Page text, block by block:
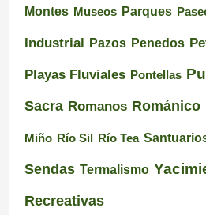
Montes Museos Parques
Industrial Pazos Penedos
Playas Fluviales Pontellas
Sacra Romanos Románico
Miño Río Sil Río Tea
Sendas Termalismo
Recreativas